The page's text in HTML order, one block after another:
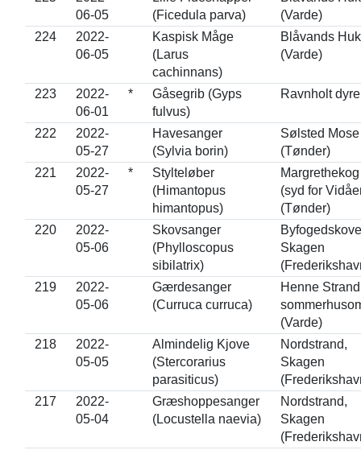
06-05
(Ficedula parva)
(Varde)
224
2022-
06-05
Kaspisk Måge
(Larus
cachinnans)
Blåvands Huk
(Varde)
223
2022-
06-01
*
Gåsegrib (Gyps
fulvus)
Ravnholt
222
2022-
05-27
Havesanger
(Sylvia borin)
Sølsted Mose
(Tønder)
221
2022-
05-27
*
Stylteløber
(Himantopus
himantopus)
(syd for
(Tønder)
220
2022-
05-06
Skovsanger
(Phylloscopus
sibilatrix)
Skagen
219
2022-
05-06
Gærdesanger
(Curruca curruca)
Henne Strand
(Varde)
218
2022-
05-05
Almindelig Kjove
(Stercorarius
parasiticus)
Nordstrand,
Skagen
217
2022-
05-04
Græshoppesanger
(Locustella naevia)
Nordstrand,
Skagen